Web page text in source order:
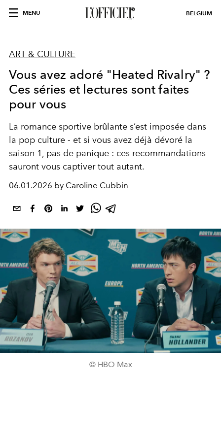
MENU BELGIUM
ART & CULTURE
Vous avez adoré "Heated Rivalry" ?
Ces séries et lectures sont faites
pour vous
La romance sportive brûlante s’est imposée dans
la pop culture - et si vous avez déjà dévoré la
saison 1, pas de panique : ces recommandations
sauront vous captiver tout autant.
06.01.2026 by Caroline Cubbin
© HBO Max